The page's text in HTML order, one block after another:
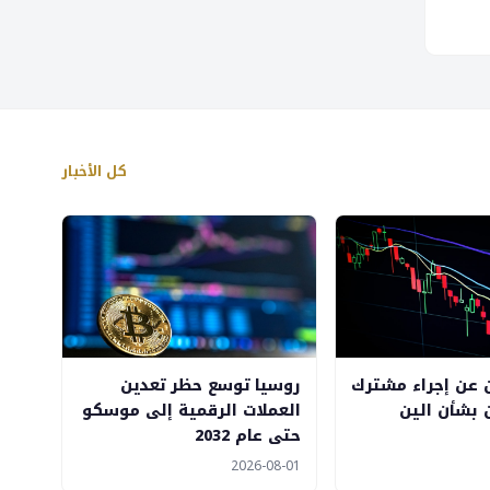
كل الأخبار
عن إجراء مشترك
الين
روسيا توسع حظر تعدين
العملات الرقمية إلى موسكو
حتى عام 2032
2026-08-01